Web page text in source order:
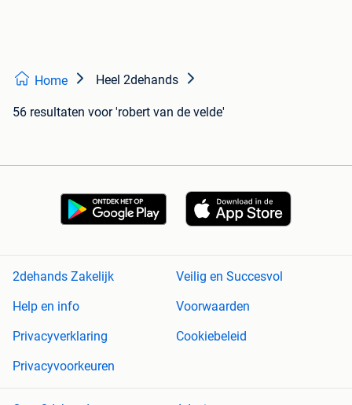
Home Heel 2dehands
56 resultaten voor 'robert van de velde'
2dehands Zakelijk
Veilig en Succesvol
Help en info
Voorwaarden
Privacyverklaring
Cookiebeleid
Privacyvoorkeuren